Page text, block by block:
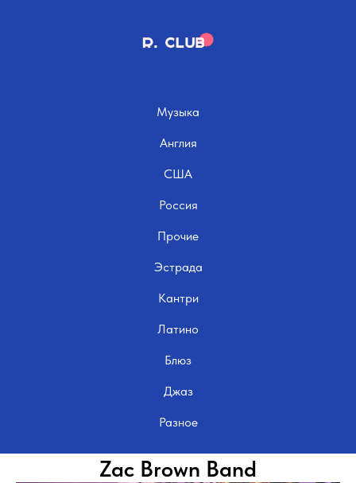
Музыка
Англия
США
Россия
Прочие
Эстрада
Кантри
Латино
Блюз
Джаз
Разное
Zac Brown Band